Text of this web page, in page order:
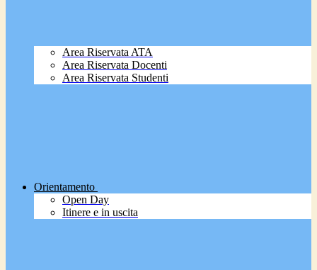
Area Riservata ATA
Area Riservata Docenti
Area Riservata Studenti
Orientamento
Open Day
Itinere e in uscita